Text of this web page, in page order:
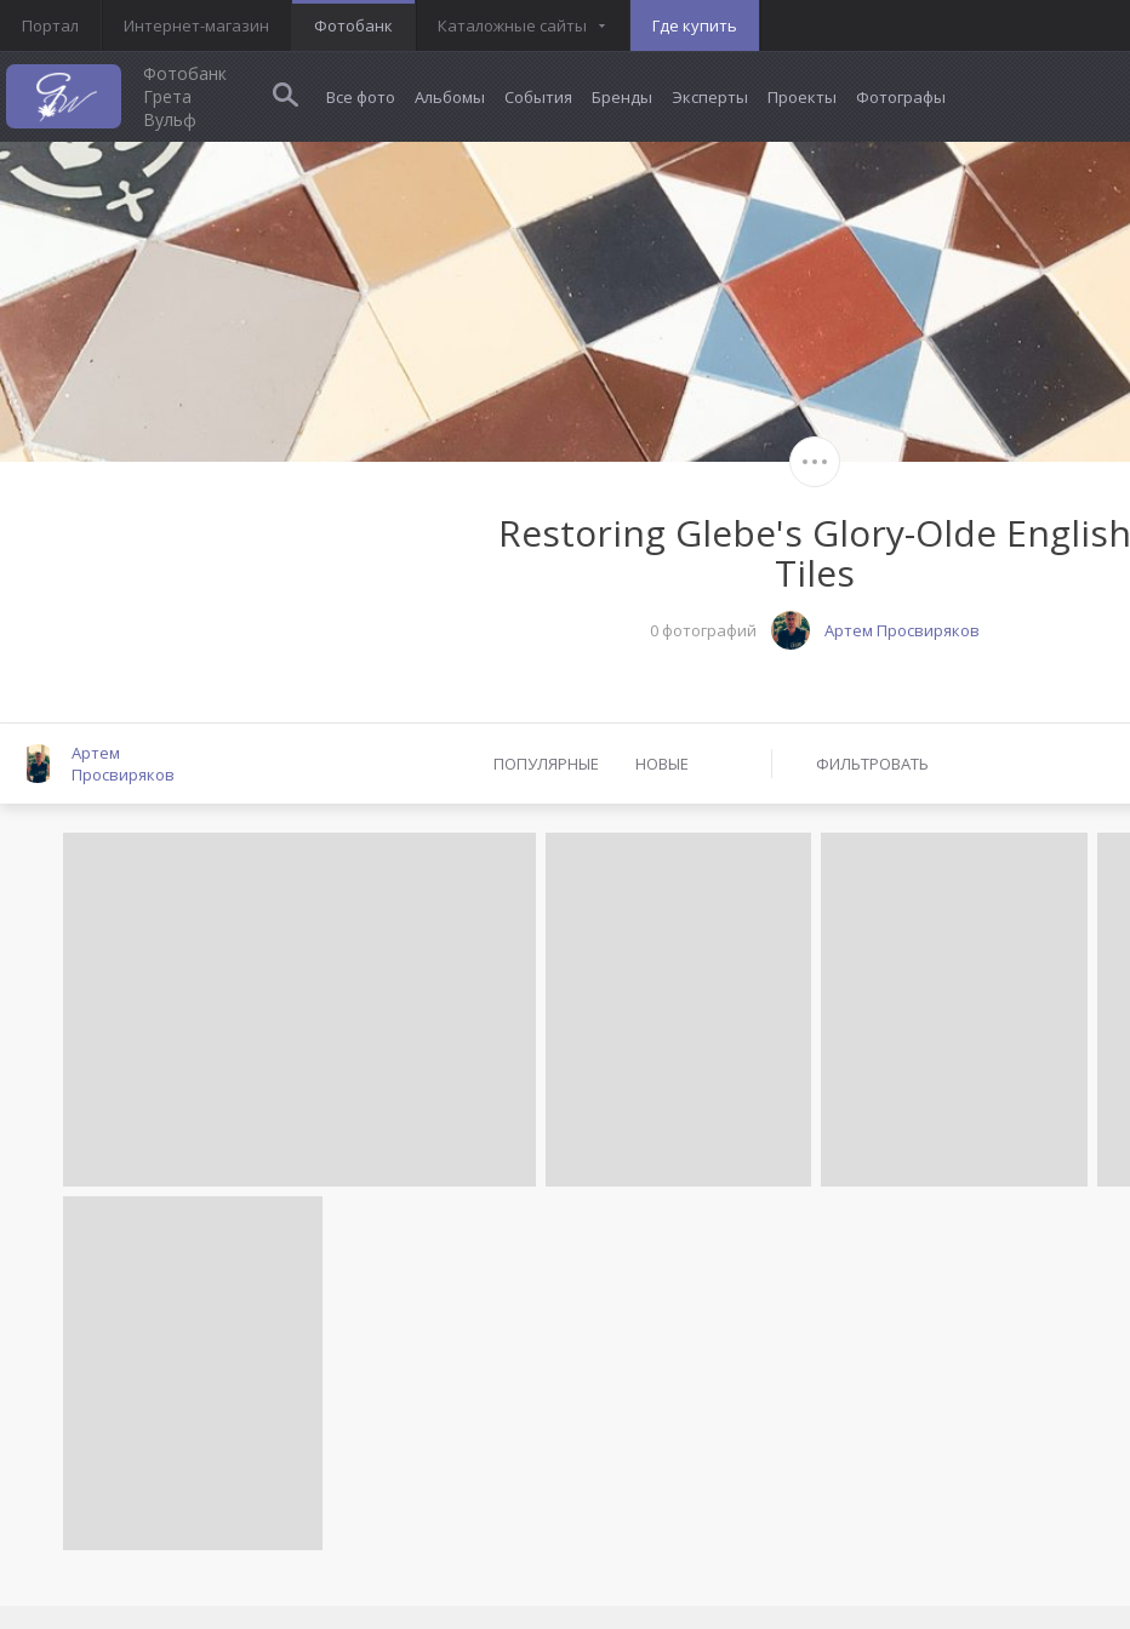
Портал Интернет-магазин Фотобанк Каталожные сайты Где купить
Фотобанк
Грета
Вульф
Все фото Альбомы События Бренды Эксперты Проекты Фотографы
Restoring Glebe's Glory-Olde English
Tiles
0 фотографий Артем Просвиряков
Артем
Просвиряков
ПОПУЛЯРНЫЕ НОВЫЕ ФИЛЬТРОВАТЬ